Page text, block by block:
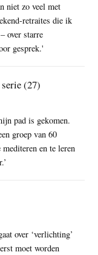
niet zo veel met
retraites die ik
over starre
gesprek.'
(27)
pad is gekomen.
groep van 60
en te leren
over ‘verlichting’
moet worden